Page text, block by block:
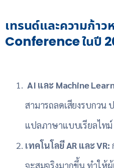
เทรนด์และความก้า
Conference ในปี
AI และ Machine
สามารถลดเสียงรบกวน
แปลภาษาแบบเรียลไทม์
เทคโนโลยี AR และ VR:
จะสมจริงมากขึ้น ทำให้